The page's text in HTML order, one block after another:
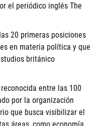
el periódico inglés The
20 primeras posiciones
en materia política y que
británico
entre las 100
por la organización
que busca visibilizar el